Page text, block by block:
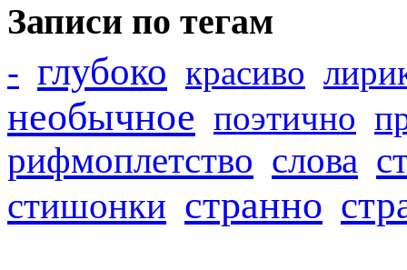
Записи по тегам
- глубоко красиво
необычное поэтично
рифмоплетство слова
стишонки странно